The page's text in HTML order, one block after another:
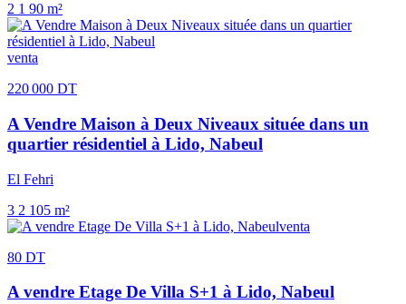
2 1 90 m²
venta
220 000 DT
A Vendre Maison à Deux Niveaux située dans un
quartier résidentiel à Lido, Nabeul
El Fehri
3 2 105 m²
venta
80 DT
A vendre Etage De Villa S+1 à Lido, Nabeul